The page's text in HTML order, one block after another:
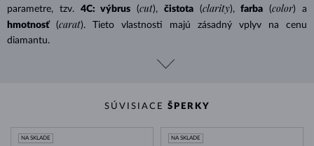
parametre, tzv.
4C: výbrus (cut), čistota (clarity), farba (color) a
hmotnosť
(carat). Tieto vlastnosti majú zásadný vplyv na cenu
diamantu.
SÚVISIACE ŠPERKY
NA SKLADE NA SKLADE